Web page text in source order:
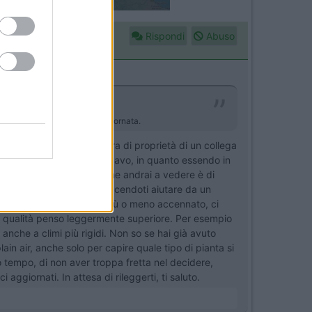
Rispondi Abuso
accetto grazie e buona giornata.
che ho acquistato era di proprietà di un collega
con la pianta che cercavo, in quanto essendo in
il mezzo che andrai a vedere è di
del caso, magari facendoti aiutare da un
come quello che hai più o meno accennato, ci
penso leggermente superiore. Per esempio
a climi più rigidi. Non so se hai già avuto
air, anche solo per capire quale tipo di pianta si
di non aver troppa fretta nel decidere,
aggiornati. In attesa di rileggerti, ti saluto.